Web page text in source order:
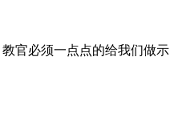
官必须一点点的给我们做示